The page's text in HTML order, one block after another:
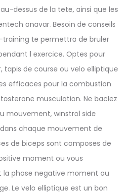
dessus de la tete, ainsi que les
anavar. Besoin de conseils
training te permettra de bruler
l exercice. Optes pour
tapis de course ou velo elliptique
efficaces pour la combustion
musculation. Ne baclez
mouvement, winstrol side
chaque mouvement de
de biceps sont composes de
moment ou vous
la phase negative moment ou
Le velo elliptique est un bon